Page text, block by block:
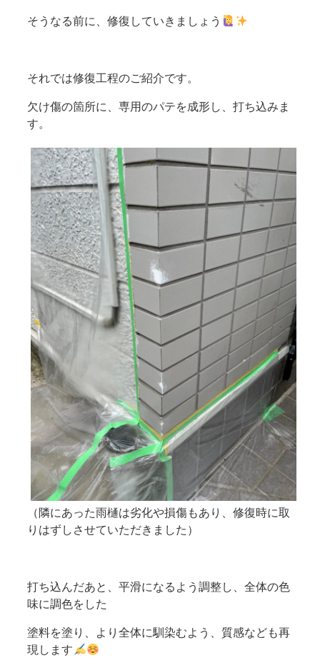
そうなる前に、修復していきましょう
それでは修復工程のご紹介です。
欠け傷の箇所に、専用のパテを成形し、打ち込みま
す。
（隣にあった雨樋は劣化や損傷もあり、修復時に取
りはずしさせていただきました）
打ち込んだあと、平滑になるよう調整し、全体の色
味に調色をした
塗料を塗り、より全体に馴染むよう、質感なども再
現します